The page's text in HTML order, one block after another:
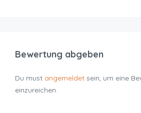
Bewertung abgeben
Du must angemeldet sein, um eine
einzureichen.